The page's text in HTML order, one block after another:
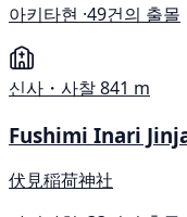
아키타현 ·49건의 출몰
신사・사찰841 m
Fushimi Inari
伏見稲荷神社